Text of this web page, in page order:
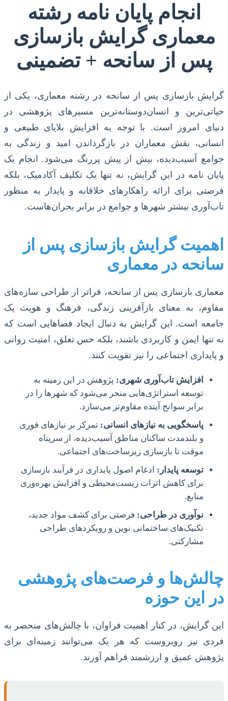
انجام پایان نامه رشته
معماری گرایش بازسازی
پس از سانحه + تضمینی
گرایش بازسازی پس از سانحه در رشته معماری، یکی از
حیاتی‌ترین و انسان‌دوستانه‌ترین مسیرهای پژوهشی در
دنیای امروز است. با توجه به افزایش بلایای طبیعی و
انسانی، نقش معماران در بازگرداندن امید و زندگی به
جوامع آسیب‌دیده، بیش از پیش پررنگ می‌شود. انجام یک
پایان نامه در این گرایش، نه تنها یک تکلیف آکادمیک، بلکه
فرصتی برای ارائه راهکارهای خلاقانه و پایدار به منظور
تاب‌آوری بیشتر شهرها و جوامع در برابر بحران‌هاست.
اهمیت گرایش بازسازی پس از
سانحه در معماری
معماری بازسازی پس از سانحه، فراتر از طراحی سازه‌های
مقاوم، به معنای بازآفرینی زندگی، فرهنگ و هویت یک
جامعه است. این گرایش به دنبال ایجاد فضاهایی است که
نه تنها ایمن و کاربردی باشند، بلکه حس تعلق، امنیت روانی
و پایداری اجتماعی را نیز تقویت کنند.
افزایش تاب‌آوری شهری: پژوهش در این زمینه به
توسعه استراتژی‌هایی منجر می‌شود که شهرها را در
برابر سوانح آینده مقاوم‌تر می‌سازد.
پاسخگویی به نیازهای انسانی: تمرکز بر نیازهای فوری
و بلندمدت ساکنان مناطق آسیب‌دیده، از سرپناه
موقت تا بازسازی زیرساخت‌های اجتماعی.
توسعه پایدار: ادغام اصول پایداری در فرآیند بازسازی
برای کاهش اثرات زیست‌محیطی و افزایش بهره‌وری
منابع.
نوآوری در طراحی: فرصتی برای کشف مواد جدید،
تکنیک‌های ساختمانی نوین و رویکردهای طراحی
مشارکتی.
چالش‌ها و فرصت‌های پژوهشی
در این حوزه
این گرایش، در کنار اهمیت فراوان، با چالش‌های منحصر به
فردی نیز روبروست که هر یک می‌توانند زمینه‌ای برای
پژوهش عمیق و ارزشمند فراهم آورند.